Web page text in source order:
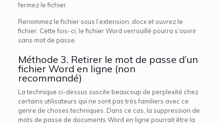
fermez le fichier.
Renommez le fichier sous l’extension .docx et ouvrez le
fichier. Cette fois-ci, le fichier Word verrouillé pourra s’ouvrir
sans mot de passe.
Méthode 3. Retirer le mot de passe d’un
fichier Word en ligne (non
recommandé)
La technique ci-dessus suscite beaucoup de perplexité chez
certains utilisateurs qui ne sont pas très familiers avec ce
genre de choses techniques. Dans ce cas, la suppression de
mots de passe de documents Word en ligne pourrait être la